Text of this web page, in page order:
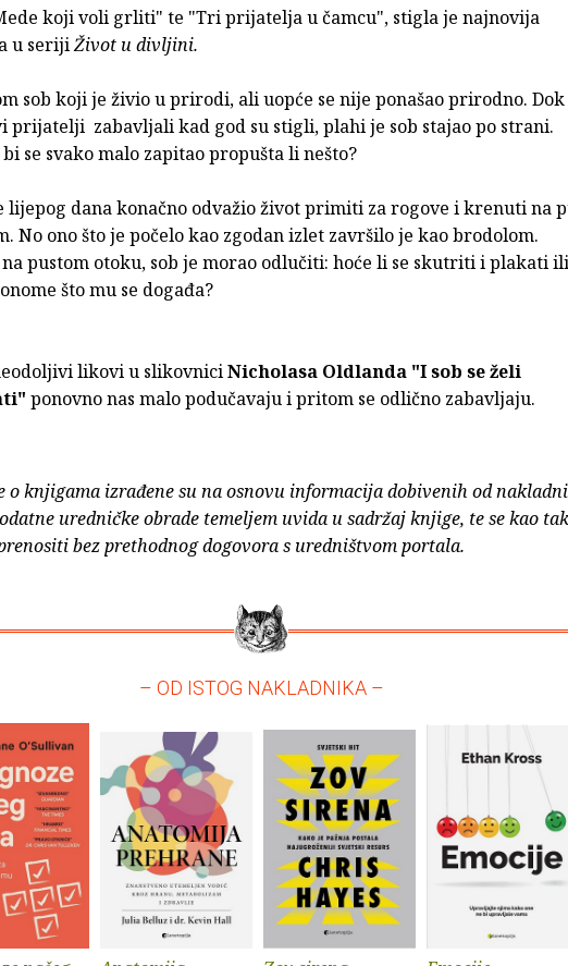
koji voli grliti" te "Tri prijatelja u čamcu", stigla je najnovija
u serijiŽivot u divljini.
sob koji je živio u prirodi, ali uopće se nije ponašao prirodno. Dok
prijatelji zabavljali kad god su stigli, plahi je sob stajao po strani.
se svako malo zapitao propušta li nešto?
lijepog dana konačno odvažio život primiti za rogove i krenuti na
No ono što je počelo kao zgodan izlet završilo je kao brodolom.
pustom otoku, sob je morao odlučiti: hoće li se skutriti i plakati
što mu se događa?
likovi u slikovniciNicholasa Oldlanda "I sob se želi
ponovno nas malo podučavaju i pritom se odlično zabavljaju.
o knjigama izrađene su na osnovu informacija dobivenih od
uredničke obrade temeljem uvida u sadržaj knjige, te se kao
bez prethodnog dogovora s uredništvom portala.
– OD ISTOG NAKLADNIKA –